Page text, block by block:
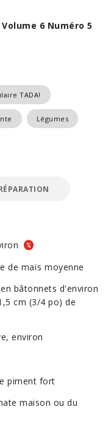
6 Numéro 5
TADA!
Légumes
de maïs moyenne
bâtonnets d'environ
cm (3/4 po) de
environ
piment fort
maison ou du